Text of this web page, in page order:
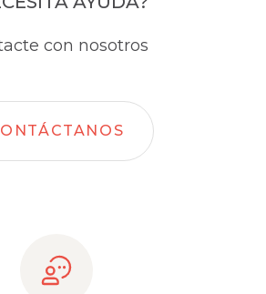
con nosotros